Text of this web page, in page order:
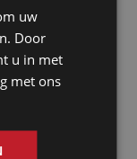
op
in
FRENCH
uw
Door
u in met
met ons